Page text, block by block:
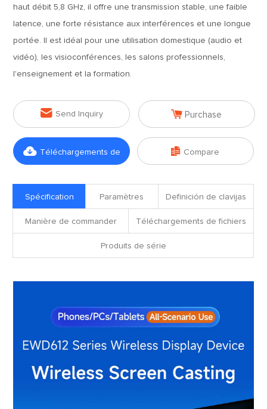
haut débit 5,8 GHz, il offre une transmission stable, une faible
latence, une forte résistance aux interférences et une longue
portée. Il est idéal pour une utilisation domestique (audio et
vidéo), les visioconférences, les salons professionnels,
l'enseignement et la formation.
 Send Inquiry  Purchase
 Téléchargements de  Compare
Spécification Paramètres Definición de clavijas
Manière de commander Téléchargements de fichiers
Produits de série